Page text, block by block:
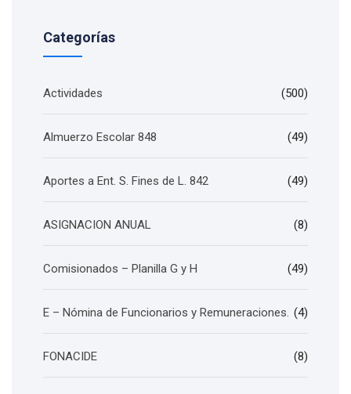
Categorías
Actividades (500)
Almuerzo Escolar 848 (49)
Aportes a Ent. S. Fines de L. 842 (49)
ASIGNACION ANUAL (8)
Comisionados – Planilla G y H (49)
E – Nómina de Funcionarios y Remuneraciones. (4)
FONACIDE (8)